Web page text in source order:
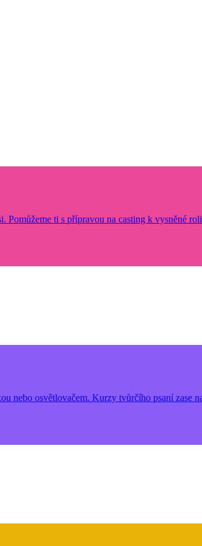
Pomůžeme ti s přípravou na casting k vysněné
nebo osvětlovačem. Kurzy tvůrčího psaní zase